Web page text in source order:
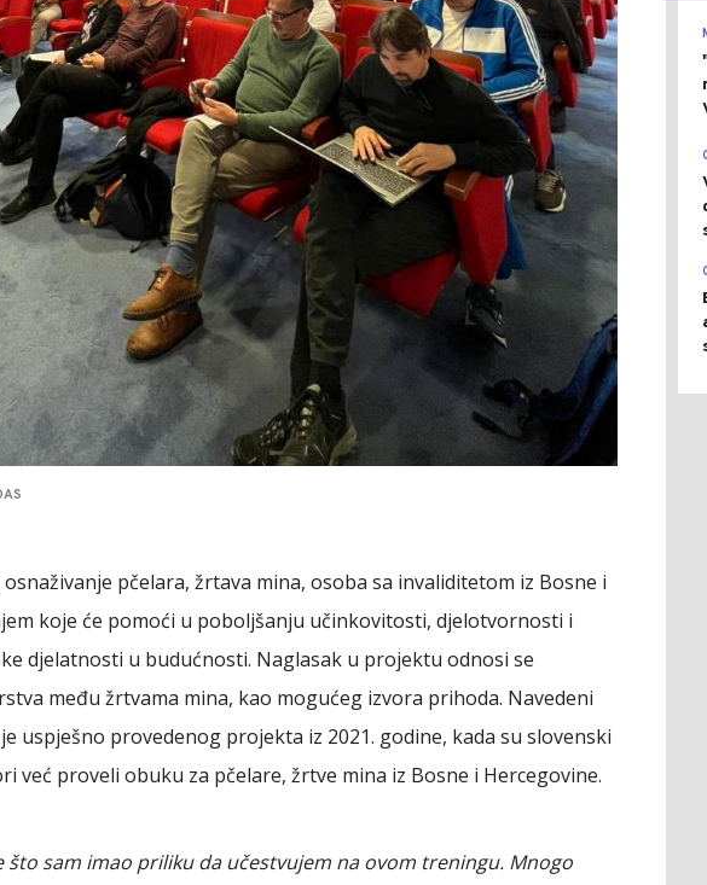
pčelara, žrtava mina, osoba sa invaliditetom iz Bosne i
koje će pomoći u poboljšanju učinkovitosti, djelotvornosti i
djelatnosti u budućnosti. Naglasak u projektu odnosi se
među žrtvama mina, kao mogućeg izvora prihoda. Navedeni
uspješno provedenog projekta iz 2021. godine, kada su slovenski
već proveli obuku za pčelare, žrtve mina iz Bosne i Hercegovine.
što sam imao priliku da učestvujem na ovom treningu. Mnogo